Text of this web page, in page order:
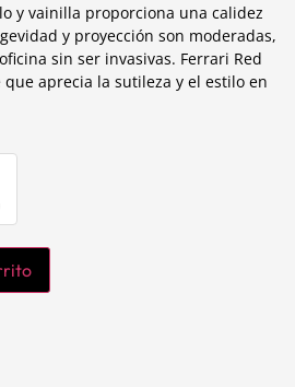
y vainilla proporciona una calidez
y proyección son moderadas,
sin ser invasivas. Ferrari Red
aprecia la sutileza y el estilo en